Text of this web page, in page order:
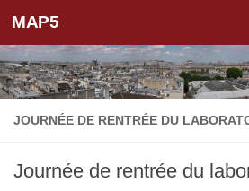
Skip to content
MAP5
JOURNÉE DE RENTRÉE DU
Journée de rentrée du